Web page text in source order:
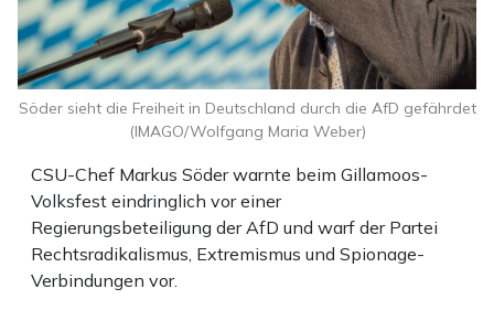
CSU-Chef Markus Söder warnte beim Gillamoos-
Volksfest eindringlich vor einer
Regierungsbeteiligung der AfD und warf der Partei
Rechtsradikalismus, Extremismus und Spionage-
Verbindungen vor.
Söder sieht die Freiheit in Deutschland durch die AfD gefährdet
(IMAGO/Wolfgang Maria Weber)